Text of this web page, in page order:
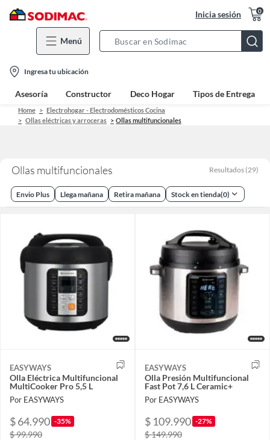
Inicia sesión 0
Menú
Bar
location-
icon
Ingresa tu ubicación
Asesoría Constructor Deco Hogar Tipos de Entrega
Home
Electrohogar - Electrodomésticos Cocina
Ollas eléctricas y arroceras
Ollas multifuncionales
Ollas multifuncionales Resultados (29)
Envio Plus Llega mañana Retira mañana Stock en tienda(0)
EASYWAYS
Olla Eléctrica Multifuncional
MultiCooker Pro 5,5 L
Por EASYWAYS
$ 64.990 -35%
$ 99.990
EASYWAYS
Olla Presión Multifuncional
Fast Pot 7,6 L Ceramic+
Por EASYWAYS
$ 109.990 -27%
$ 149.990